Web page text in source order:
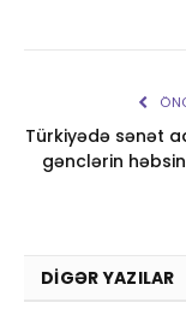
Türkiyədə sənət
gənclərin
DIGƏR YAZILAR